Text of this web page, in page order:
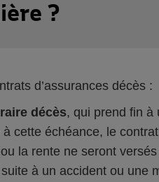
?
d’assurances décès :
décès, qui prend fin à
cette échéance, le
la rente ne seront
à un accident ou une